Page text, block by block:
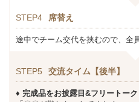
STEP4 席替え
途中でチーム交代を挟むので、全
STEP5 交流タイム【後半】
♦ 完成品をお披露目&フリートーク